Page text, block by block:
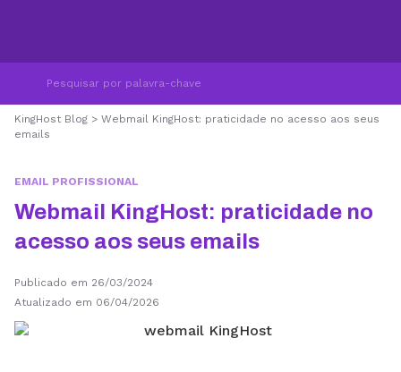
KingHost Blog > Webmail KingHost: praticidade no acesso aos seus
emails
EMAIL PROFISSIONAL
Webmail KingHost: praticidade no
acesso aos seus emails
Publicado em 26/03/2024
Atualizado em 06/04/2026